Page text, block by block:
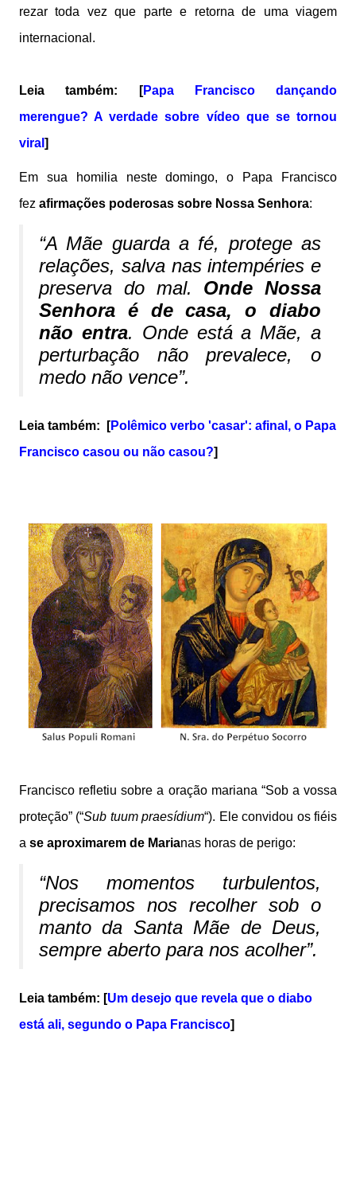
rezar toda vez que parte e retorna de uma viagem
internacional.
Leia também: [Papa Francisco dançando
merengue? A verdade sobre vídeo que se tornou
viral ]
Em sua homilia neste domingo, o Papa Francisco
fez afirmações poderosas sobre Nossa Senhora:
“A Mãe guarda a fé, protege as
relações, salva nas intempéries e
preserva do mal. Onde Nossa
Senhora é de casa, o diabo
não entra. Onde está a Mãe, a
perturbação não prevalece, o
medo não vence”.
Leia também: [Polêmico verbo 'casar': afinal, o Papa
Francisco casou ou não casou?]
Francisco refletiu sobre a oração mariana “Sob a vossa
proteção” (“Sub tuum praesídium“). Ele convidou os fiéis
a se aproximarem de Marianas horas de perigo:
“Nos momentos turbulentos,
precisamos nos recolher sob o
manto da Santa Mãe de Deus,
sempre aberto para nos acolher”.
Leia também: [Um desejo que revela que o diabo
está ali, segundo o Papa Francisco]